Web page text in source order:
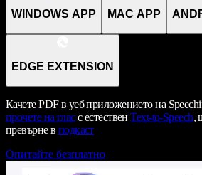
WINDOWS APP MAC APP
EDGE EXTENSION
Качете PDF в уеб приложението на
прочете на гласс естественText-to-Speech,
превърне в подкаст
Опитайте безплатно